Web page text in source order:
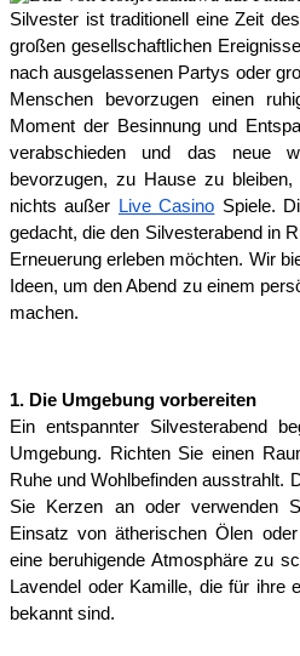
Silvester ist traditionell eine Zeit
großen gesellschaftlichen
nach ausgelassenen Partys oder
Menschen bevorzugen einen
Moment der Besinnung und
verabschieden und das neue
bevorzugen, zu Hause zu
nichts außer
Live Casino Spiele.
gedacht, die den Silvesterabend in
Erneuerung erleben möchten. Wir
Ideen, um den Abend zu einem
machen.
1. Die Umgebung vorbereiten
Ein entspannter Silvesterabend
Umgebung. Richten Sie einen
Ruhe und Wohlbefinden ausstrahlt.
Sie Kerzen an oder verwenden
Einsatz von ätherischen Ölen
eine beruhigende Atmosphäre zu
Lavendel oder Kamille, die für ihre
bekannt sind.